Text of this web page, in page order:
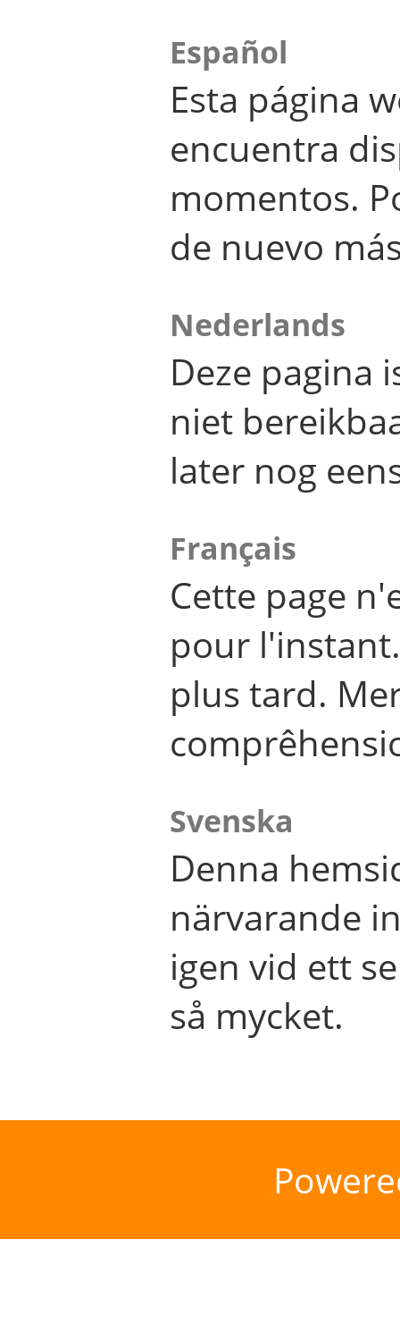
Español
Esta página
encuentra
momentos.
de nuevo
Nederlands
Deze pagina
niet
later nog
Français
Cette page
pour
plus tard.
Svenska
Denna
närvarande
igen vid ett
så mycket.